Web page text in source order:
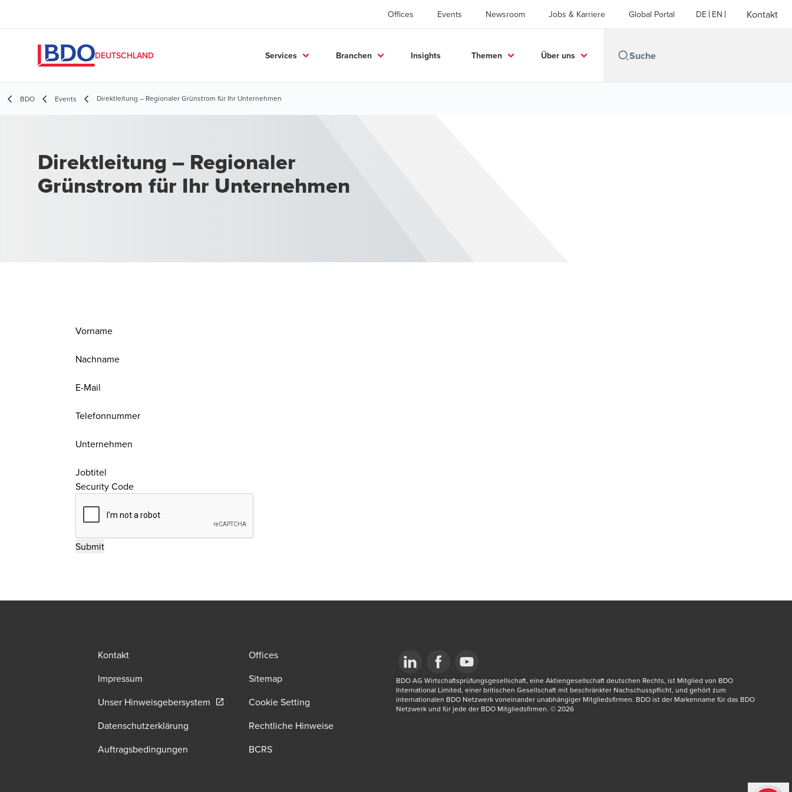
Offices Events Newsroom Jobs & Karriere Global Portal DE EN Kontakt
DEUTSCHLAND Services Branchen Insights Themen Über uns
BDO Events Direktleitung – Regionaler Grünstrom für Ihr Unternehmen
Direktleitung – Regionaler
Grünstrom für Ihr Unternehmen
Vorname
Nachname
E-Mail
Telefonnummer
Unternehmen
Jobtitel
Security Code
Kontakt
Offices
Impressum
Sitemap
Unser Hinweisgebersystem Opens in a new window/tab
Cookie Setting
Datenschutzerklärung
Rechtliche Hinweise
Auftragsbedingungen
BCRS
Opens in a new window/tab
Opens in a new window/tab
Opens in a new window/tab
BDO AG Wirtschaftsprüfungsgesellschaft, eine Aktiengesellschaft deutschen Rechts, ist Mitglied von BDO
International Limited, einer britischen Gesellschaft mit beschränkter Nachschusspflicht, und gehört zum
internationalen BDO Netzwerk voneinander unabhängiger Mitgliedsfirmen. BDO ist der Markenname für das BDO
Netzwerk und für jede der BDO Mitgliedsfirmen.​ © 2026